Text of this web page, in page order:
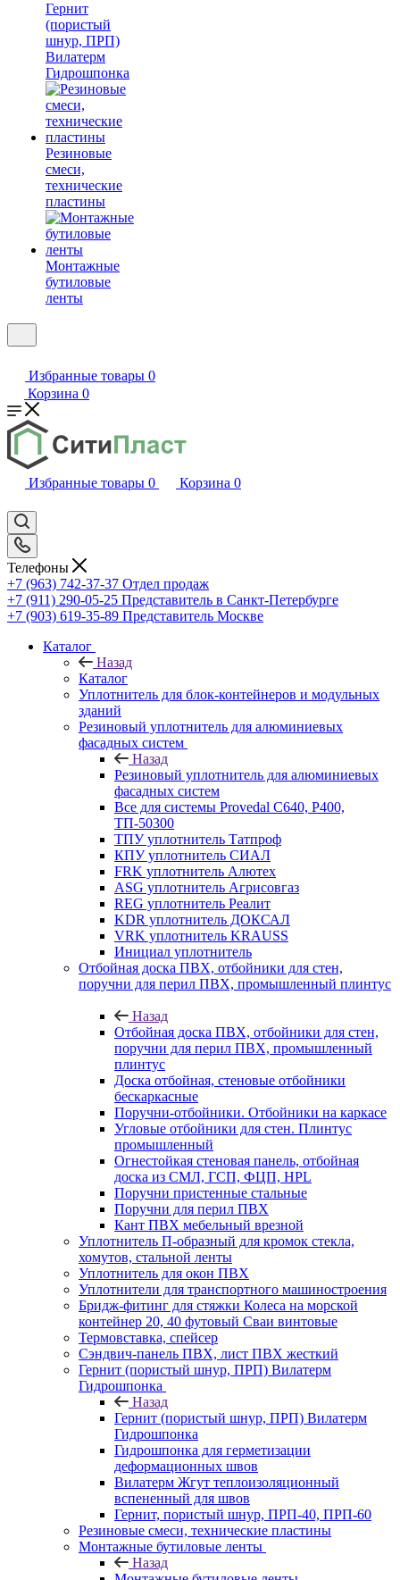
Гернит
(пористый
шнур, ПРП)
Вилатерм
Гидрошпонка
Резиновые
смеси,
технические
пластины
Монтажные
бутиловые
ленты
Избранные товары 0
Корзина 0
Избранные товары 0 Корзина 0
Телефоны
+7 (963) 742-37-37 Отдел продаж
+7 (911) 290-05-25 Представитель в Санкт-Петербурге
+7 (903) 619-35-89 Представитель Москве
Каталог
Назад
Каталог
Уплотнитель для блок-контейнеров и модульных
зданий
Резиновый уплотнитель для алюминиевых
фасадных систем
Назад
Резиновый уплотнитель для алюминиевых
фасадных систем
Все для системы Provedal С640, Р400,
ТП-50300
ТПУ уплотнитель Татпроф
КПУ уплотнитель СИАЛ
FRK уплотнитель Алютех
ASG уплотнитель Агрисовгаз
REG уплотнитель Реалит
KDR уплотнитель ДОКСАЛ
VRK уплотнитель KRAUSS
Инициал уплотнитель
Отбойная доска ПВХ, отбойники для стен,
поручни для перил ПВХ, промышленный плинтус
Назад
Отбойная доска ПВХ, отбойники для стен,
поручни для перил ПВХ, промышленный
плинтус
Доска отбойная, стеновые отбойники
бескаркасные
Поручни-отбойники. Отбойники на каркасе
Угловые отбойники для стен. Плинтус
промышленный
Огнестойкая стеновая панель, отбойная
доска из СМЛ, ГСП, ФЦП, HPL
Поручни пристенные стальные
Поручни для перил ПВХ
Кант ПВХ мебельный врезной
Уплотнитель П-образный для кромок стекла,
хомутов, стальной ленты
Уплотнитель для окон ПВХ
Уплотнители для транспортного машиностроения
Бридж-фитинг для стяжки Колеса на морской
контейнер 20, 40 футовый Сваи винтовые
Термовставка, спейсер
Сэндвич-панель ПВХ, лист ПВХ жесткий
Гернит (пористый шнур, ПРП) Вилатерм
Гидрошпонка
Назад
Гернит (пористый шнур, ПРП) Вилатерм
Гидрошпонка
Гидрошпонка для герметизации
деформационных швов
Вилатерм Жгут теплоизоляционный
вспененный для швов
Гернит, пористый шнур, ПРП-40, ПРП-60
Резиновые смеси, технические пластины
Монтажные бутиловые ленты
Назад